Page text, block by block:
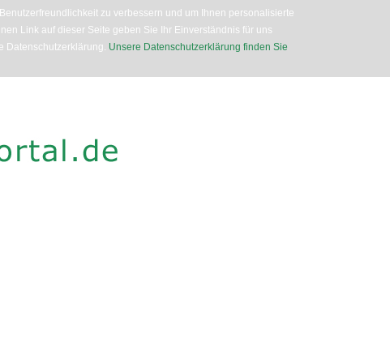
zu verbessern und um Ihnen personalisierte
Link auf dieser Seite geben Sie Ihr Einverständnis für uns
Datenschutzerklärung. Unsere Datenschutzerklärung finden Sie